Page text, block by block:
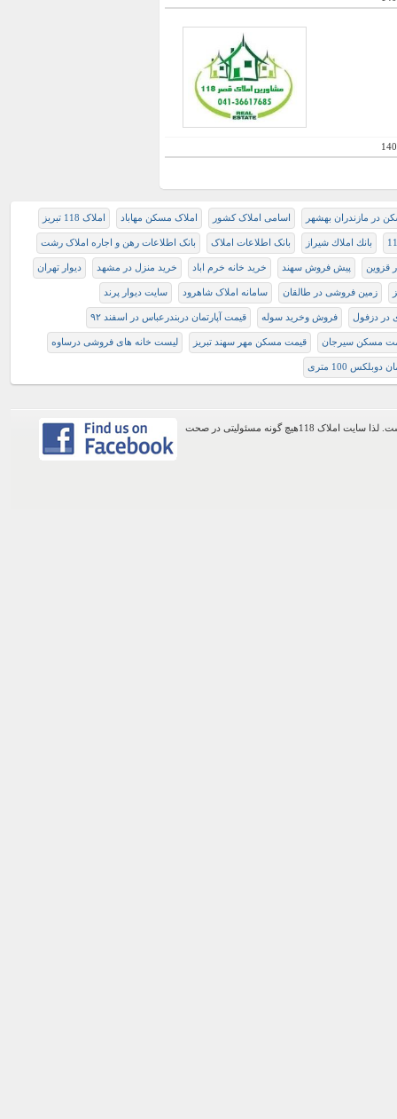
در مازندران بهشهر اسامی املاک کشور املاک مسکن مهاباد املاک 118 تبریز
بانك املاك شيراز بانک اطلاعات املاک بانک اطلاعات رهن و اجاره املاک رشت
قزوین پیش فروش سهند خرید خانه خرم اباد خرید منزل در مشهد دیوار تهران
زمین فروشی در طالقان سامانه املاک شاهرود سایت دیوار پرند
در دزفول فروش وخرید سوله قیمت آپارتمان دربندرعباس در اسفند ۹۲
مسکن سیرجان قیمت مسکن مهر سهند تبریز لیست خانه های فروشی درساوه
100 متری
اطلاعات موجود در این وب سایت از طریق کاربران عمومی سایت ثبت شده است. لذا سایت املاک 118هیچ گونه مسئولیتی در صحت